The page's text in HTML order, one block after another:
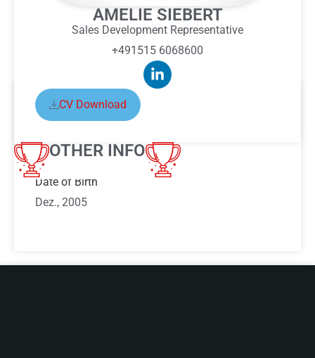
AMELIE SIEBERT
Sales Development Representative
+491515 6068600
CV Download
OTHER INFO
ABOUT AMELIE SIEBERT
Date of Birth
Dez., 2005